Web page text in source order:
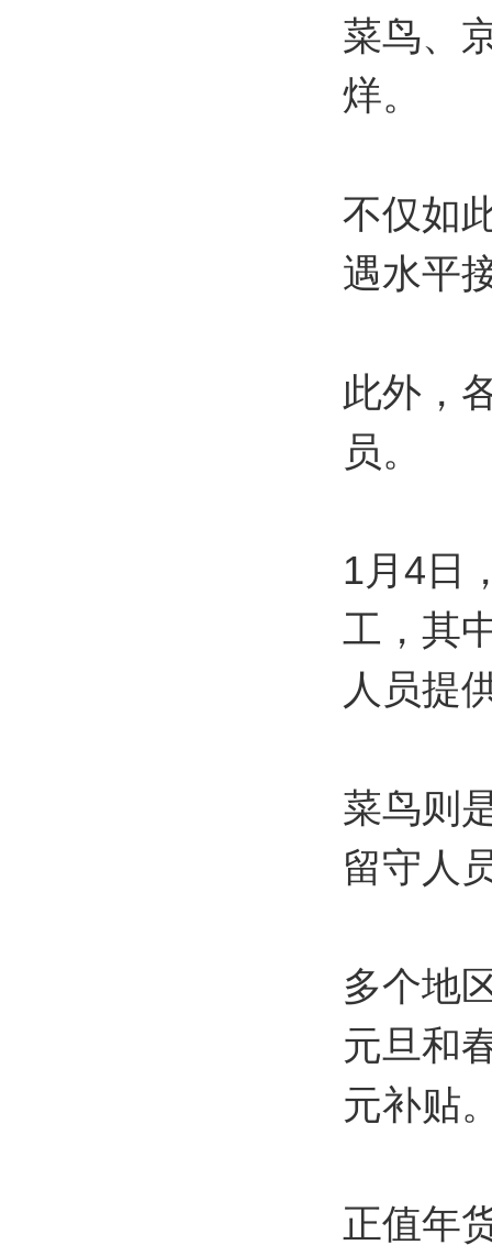
菜鸟、
烊。
不仅如
遇水平
此外，
员。
1月4日
工，其
人员提
菜鸟则
留守人
多个地
元旦和
元补贴
正值年